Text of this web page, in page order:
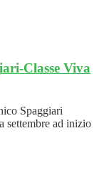
Classe Viva
Spaggiari
settembre ad inizio